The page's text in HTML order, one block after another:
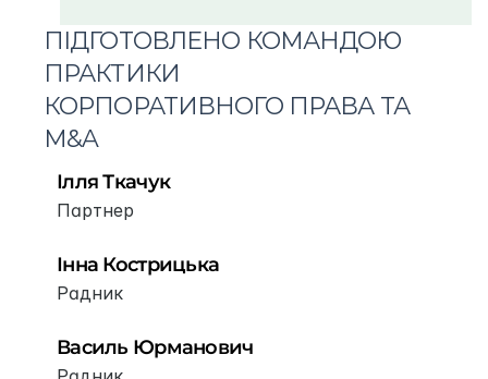
ПІДГОТОВЛЕНО КОМАНДОЮ
ПРАКТИКИ
КОРПОРАТИВНОГО ПРАВА ТА
M&A
Ілля Ткачук
Партнер
Інна Кострицька
Радник
Василь Юрманович